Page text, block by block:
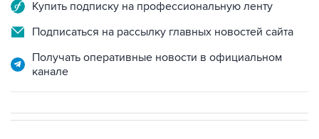
Купить подписку на профессиональную ленту
Подписаться на рассылку главных новостей сайта
Получать оперативные новости в официальном
канале